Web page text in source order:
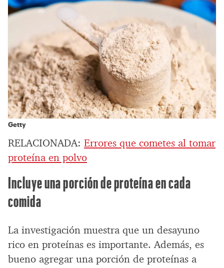
Getty
RELACIONADA: Errores que cometes al tomar
proteína en polvo
Incluye una porción de proteína en cada
comida
La investigación muestra que un desayuno
rico en proteínas es importante. Además, es
bueno agregar una porción de proteínas a